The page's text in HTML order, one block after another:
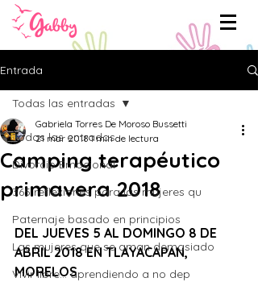
Entrada
Todas las entradas
Divorcio Emocional
365 reflexiones para las mujeres qu
Paternaje basado en principios
Las mujeres que se aman demasiado
Vivir libre... aprendiendo a no dep
Todas las entradas
Camping terapéutico
primavera 2018
Gabriela Torres De Moroso Bussetti
21 mar 2018 1 min de lectura
DEL JUEVES 5 AL DOMINGO 8 DE
ABRIL 2018 EN TLAYACAPAN,
MORELOS